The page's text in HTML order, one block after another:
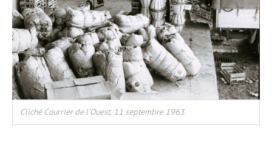
Cliché Courrier de l’Ouest, 11 septembre 1963.